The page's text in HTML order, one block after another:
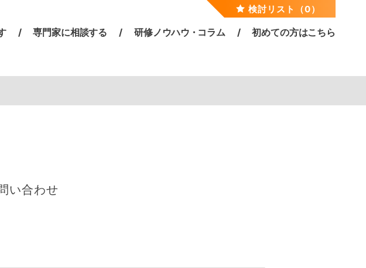
検討リスト（0）
専門家に相談する 研修ノウハウ・ コラム 初めての方はこちら
い合わせ